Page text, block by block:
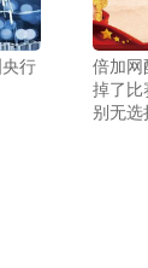
行
倍加
掉了
别无选